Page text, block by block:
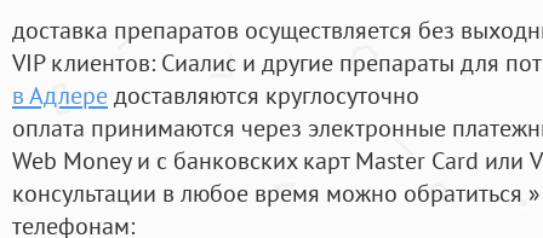
доставка препаратов осуществляется без
VIP клиентов: Сиалис и другие препараты для
в Адлередоставляются круглосуточно
оплата принимаются через электронные
Web Money и с банковских карт Master Card или
консультации в любое время можно обратиться
телефонам: